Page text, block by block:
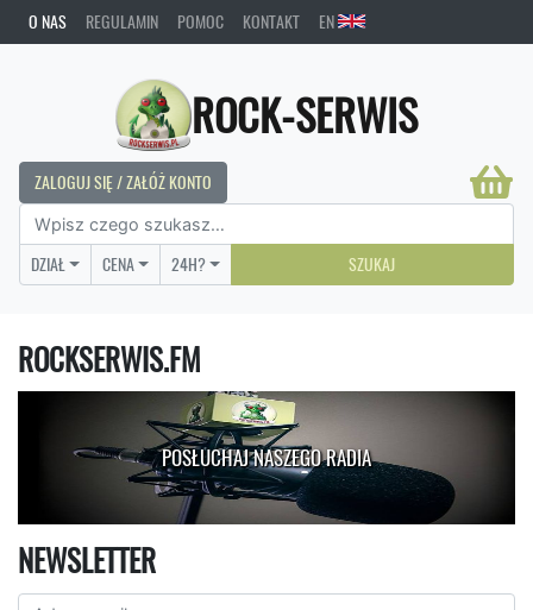
O NAS REGULAMIN POMOC KONTAKT EN
ROCK-SERWIS
ZALOGUJ SIĘ / ZAŁÓŻ KONTO
DZIAŁ CENA 24H? SZUKAJ
ROCKSERWIS.FM
POSŁUCHAJ NASZEGO RADIA
NEWSLETTER